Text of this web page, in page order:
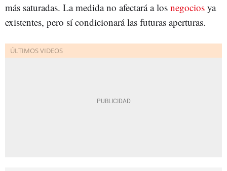
más saturadas. La medida no afectará a los negocios ya
existentes, pero sí condicionará las futuras aperturas.